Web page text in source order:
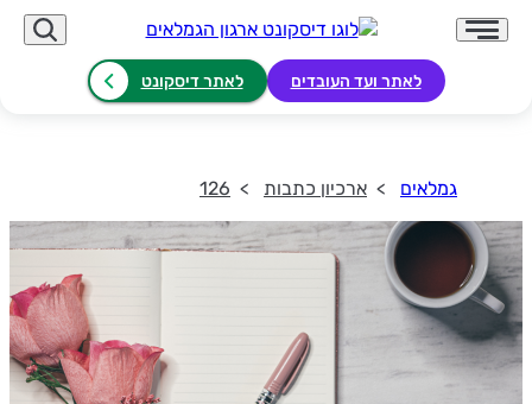
לאתר ועד העובדים לאתר דיסקונט
גמלאים ארכיון כתבות 126